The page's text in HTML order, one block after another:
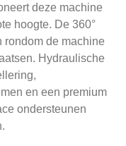
deze machine
hoogte. De 360°
rondom de machine
Hydraulische
en een premium
ondersteunen